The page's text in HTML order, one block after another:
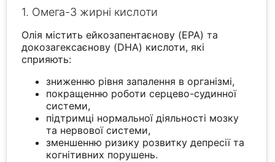
1. Омега-3 жирні кислоти
Олія містить ейкозапентаєнову (EPA) та
докозагексаєнову (DHA) кислоти, які
сприяють:
зниженню рівня запалення в організмі,
покращенню роботи серцево-судинної
системи,
підтримці нормальної діяльності мозку
та нервової системи,
зменшенню ризику розвитку депресії та
когнітивних порушень.